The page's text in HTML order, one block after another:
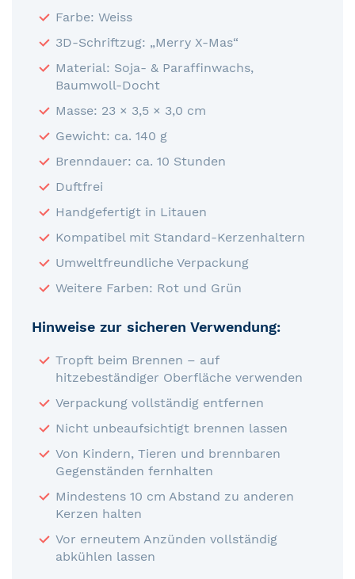
Farbe: Weiss
3D-Schriftzug: „Merry X-Mas“
Material: Soja- & Paraffinwachs,
Baumwoll-Docht
Masse: 23 × 3,5 × 3,0 cm
Gewicht: ca. 140 g
Brenndauer: ca. 10 Stunden
Duftfrei
Handgefertigt in Litauen
Kompatibel mit Standard-Kerzenhaltern
Umweltfreundliche Verpackung
Weitere Farben: Rot und Grün
Hinweise zur sicheren Verwendung:
Tropft beim Brennen – auf
hitzebeständiger Oberfläche verwenden
Verpackung vollständig entfernen
Nicht unbeaufsichtigt brennen lassen
Von Kindern, Tieren und brennbaren
Gegenständen fernhalten
Mindestens 10 cm Abstand zu anderen
Kerzen halten
Vor erneutem Anzünden vollständig
abkühlen lassen